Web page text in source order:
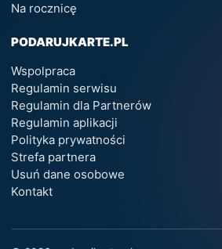
Na rocznicę
PODARUJKARTE.PL
Wspolpraca
Regulamin serwisu
Regulamin dla Partnerów
Regulamin aplikacji
Polityka prywatności
Strefa partnera
Usuń dane osobowe
Kontakt